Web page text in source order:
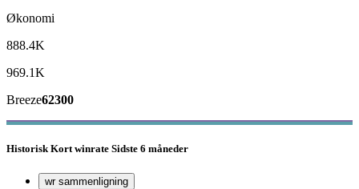
Økonomi
888.4K
969.1K
Breeze62300
Historisk Kort winrate Sidste 6 måneder
wr sammenligning